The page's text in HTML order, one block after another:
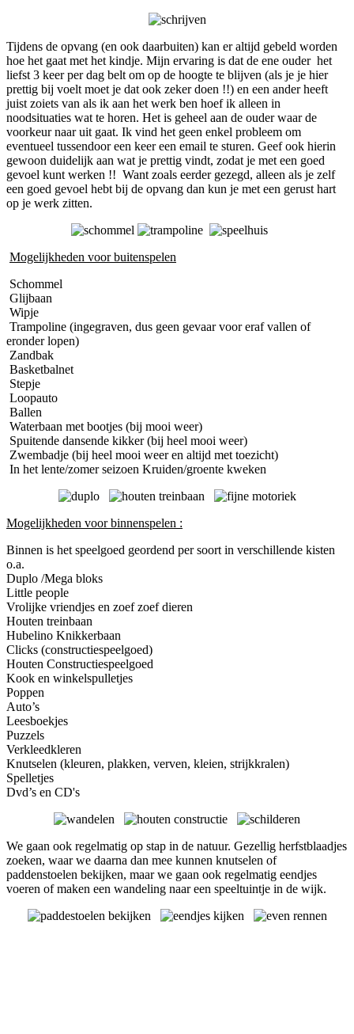
Tijdens de opvang (en ook daarbuiten) kan er altijd gebeld worden
hoe het gaat met het kindje. Mijn ervaring is dat de ene ouder het
liefst 3 keer per dag belt om op de hoogte te blijven (als je je hier
prettig bij voelt moet je dat ook zeker doen !!) en een ander heeft
juist zoiets van als ik aan het werk ben hoef ik alleen in
noodsituaties wat te horen. Het is geheel aan de ouder waar de
voorkeur naar uit gaat. Ik vind het geen enkel probleem om
eventueel tussendoor een keer een email te sturen. Geef ook hierin
gewoon duidelijk aan wat je prettig vindt, zodat je met een goed
gevoel kunt werken !! Want zoals eerder gezegd, alleen als je zelf
een goed gevoel hebt bij de opvang dan kun je met een gerust hart
op je werk zitten.
Mogelijkheden voor buitenspelen
Schommel
Glijbaan
Wipje
Trampoline (ingegraven, dus geen gevaar voor eraf vallen of
eronder lopen)
Zandbak
Basketbalnet
Stepje
Loopauto
Ballen
Waterbaan met bootjes (bij mooi weer)
Spuitende dansende kikker (bij heel mooi weer)
Zwembadje (bij heel mooi weer en altijd met toezicht)
In het lente/zomer seizoen Kruiden/groente kweken
Mogelijkheden voor binnenspelen :
Binnen is het speelgoed geordend per soort in verschillende kisten
o.a.
Duplo /Mega bloks
Little people
Vrolijke vriendjes en zoef zoef dieren
Houten treinbaan
Hubelino Knikkerbaan
Clicks (constructiespeelgoed)
Houten Constructiespeelgoed
Kook en winkelspulletjes
Poppen
Auto’s
Leesboekjes
Puzzels
Verkleedkleren
Knutselen (kleuren, plakken, verven, kleien, strijkkralen)
Spelletjes
Dvd’s en CD's
We gaan ook regelmatig op stap in de natuur. Gezellig herfstblaadjes
zoeken, waar we daarna dan mee kunnen knutselen of
paddenstoelen bekijken, maar we gaan ook regelmatig eendjes
voeren of maken een wandeling naar een speeltuintje in de wijk.